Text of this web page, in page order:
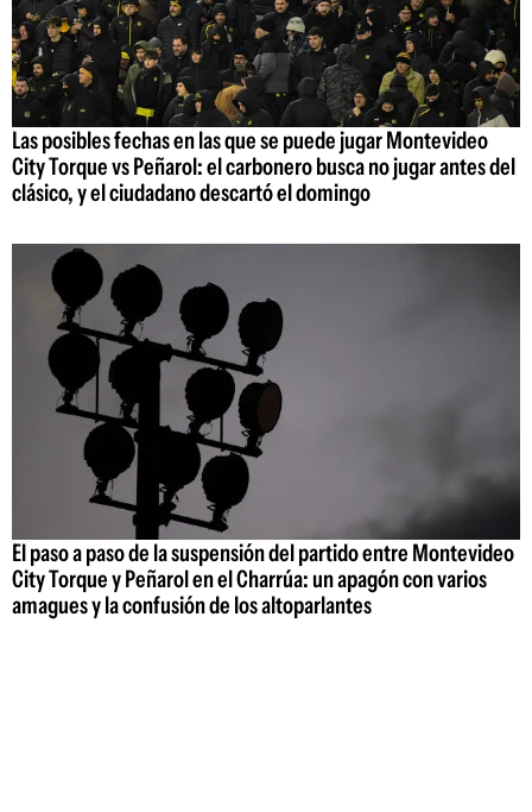
Las posibles fechas en las que se puede jugar Montevideo
City Torque vs Peñarol: el carbonero busca no jugar antes del
clásico, y el ciudadano descartó el domingo
El paso a paso de la suspensión del partido entre Montevideo
City Torque y Peñarol en el Charrúa: un apagón con varios
amagues y la confusión de los altoparlantes